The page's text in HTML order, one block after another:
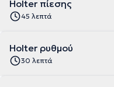
Holter πίεσης
45 λεπτά
Holter ρυθμού
30 λεπτά